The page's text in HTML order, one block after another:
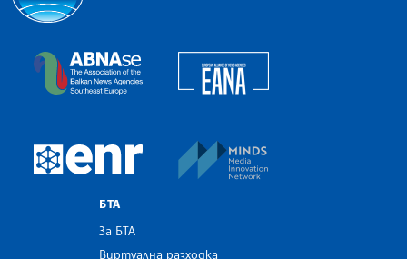
The Assocoation of the Balkan News Agencies
European Newsroom
БТА
За БТА
Виртуална разходка